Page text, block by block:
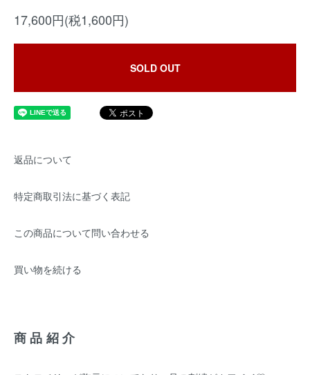
17,600円(税1,600円)
SOLD OUT
返品について
特定商取引法に基づく表記
この商品について問い合わせる
買い物を続ける
商品紹介